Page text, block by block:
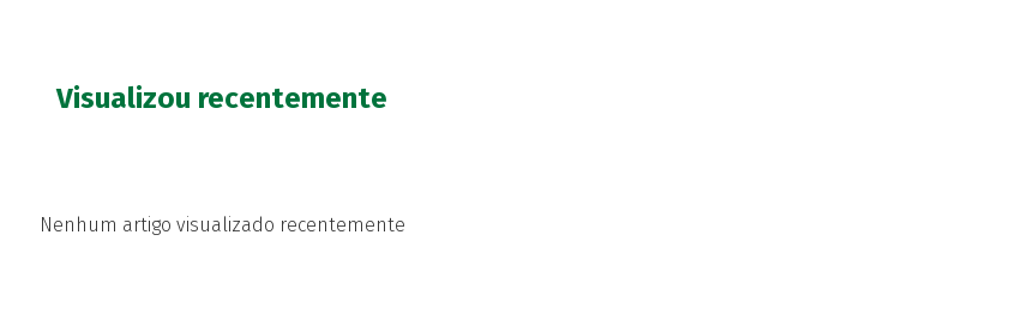
Visualizou recentemente
Nenhum artigo visualizado recentemente